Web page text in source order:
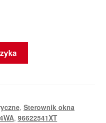
, Sterownik okna
, 96622541XT